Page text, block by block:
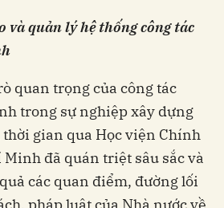
và quản lý hệ thống công tác
quan trọng của công tác
trong sự nghiệp xây dựng
thời gian qua Học viện Chính
đã quán triệt sâu sắc và
các quan điểm, đường lối